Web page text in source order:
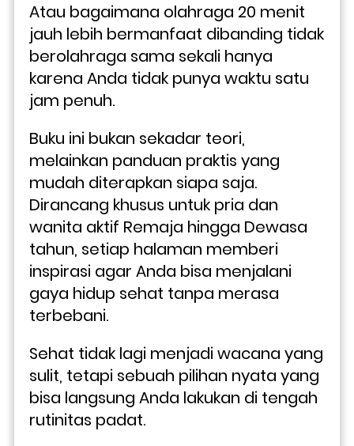
Atau bagaimana olahraga 20 menit
jauh lebih bermanfaat dibanding tidak
berolahraga sama sekali hanya
karena Anda tidak punya waktu satu
jam penuh.
Buku ini bukan sekadar teori,
melainkan panduan praktis yang
mudah diterapkan siapa saja.
Dirancang khusus untuk pria dan
wanita aktif Remaja hingga Dewasa
tahun, setiap halaman memberi
inspirasi agar Anda bisa menjalani
gaya hidup sehat tanpa merasa
terbebani.
Sehat tidak lagi menjadi wacana yang
sulit, tetapi sebuah pilihan nyata yang
bisa langsung Anda lakukan di tengah
rutinitas padat.